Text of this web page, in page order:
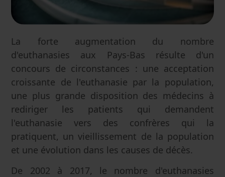
La forte augmentation du nombre
d'euthanasies aux Pays-Bas résulte d'un
concours de circonstances : une acceptation
croissante de l'euthanasie par la population,
une plus grande disposition des médecins à
rediriger les patients qui demandent
l'euthanasie vers des confrères qui la
pratiquent, un vieillissement de la population
et une évolution dans les causes de décès.
De 2002 à 2017, le nombre d'euthanasies